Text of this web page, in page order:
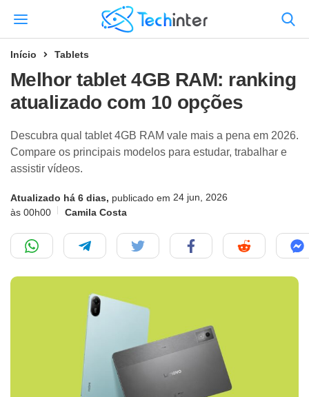
Início Tablets
Melhor tablet 4GB RAM: ranking
atualizado com 10 opções
Descubra qual tablet 4GB RAM vale mais a pena em 2026.
Compare os principais modelos para estudar, trabalhar e
assistir vídeos.
Atualizado há 6 dias, publicado em 24 jun, 2026
às 00h00
Camila Costa